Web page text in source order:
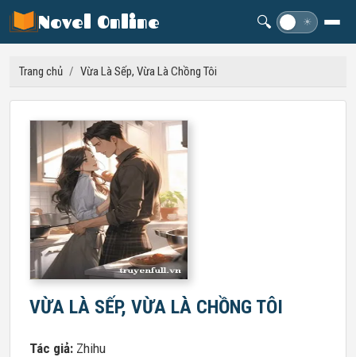
Novel Online 🔍 ☀
Trang chủ / Vừa Là Sếp, Vừa Là Chồng Tôi
VỪA LÀ SẾP, VỪA LÀ CHỒNG TÔI
Tác giả: Zhihu